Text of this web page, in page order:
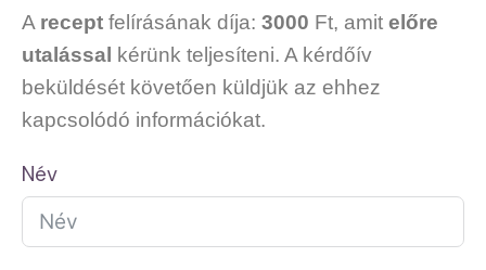
A recept felírásának díja: 3000 Ft, amit előre
utalással
kérünk teljesíteni. A kérdőív
beküldését követően küldjük az ehhez
kapcsolódó információkat.
Név